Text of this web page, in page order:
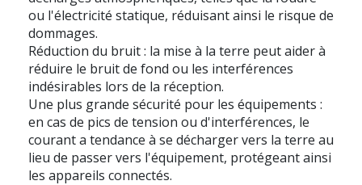
ou l'électricité statique, réduisant ainsi le risque de
dommages.
Réduction du bruit : la mise à la terre peut aider à
réduire le bruit de fond ou les interférences
indésirables lors de la réception.
Une plus grande sécurité pour les équipements :
en cas de pics de tension ou d'interférences, le
courant a tendance à se décharger vers la terre au
lieu de passer vers l'équipement, protégeant ainsi
les appareils connectés.